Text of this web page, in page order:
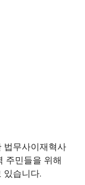
법무사이재혁사
주민들을 위해
있습니다.